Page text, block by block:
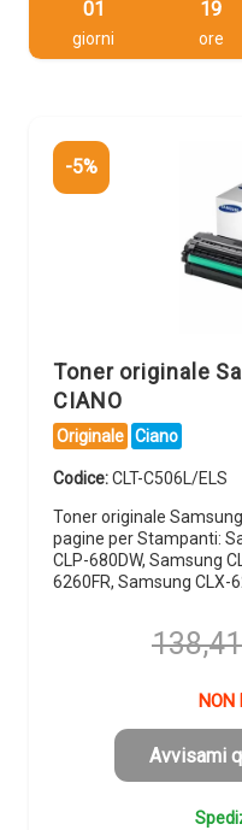
01
giorni
19
ore
-5%
Toner originale
CIANO
Originale Ciano
Codice:CLT-C506L/ELS
Toner originale
pagine per Stampanti:
CLP-680DW, Samsung
6260FR, Samsung CLX-
NON
Avvisami